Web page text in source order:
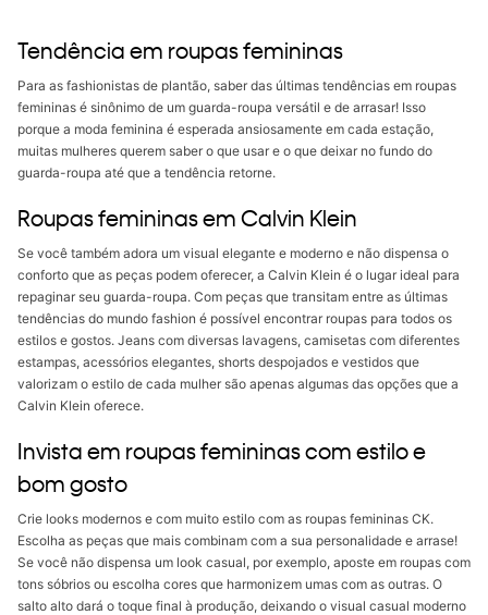
Tendência em roupas femininas
Para as fashionistas de plantão, saber das últimas tendências em roupas
femininas é sinônimo de um guarda-roupa versátil e de arrasar! Isso
porque a moda feminina é esperada ansiosamente em cada estação,
muitas mulheres querem saber o que usar e o que deixar no fundo do
guarda-roupa até que a tendência retorne.
Roupas femininas em Calvin Klein
Se você também adora um visual elegante e moderno e não dispensa o
conforto que as peças podem oferecer, a Calvin Klein é o lugar ideal para
repaginar seu guarda-roupa. Com peças que transitam entre as últimas
tendências do mundo fashion é possível encontrar roupas para todos os
estilos e gostos. Jeans com diversas lavagens, camisetas com diferentes
estampas, acessórios elegantes, shorts despojados e vestidos que
valorizam o estilo de cada mulher são apenas algumas das opções que a
Calvin Klein oferece.
Invista em roupas femininas com estilo e
bom gosto
Crie looks modernos e com muito estilo com as roupas femininas CK.
Escolha as peças que mais combinam com a sua personalidade e arrase!
Se você não dispensa um look casual, por exemplo, aposte em roupas com
tons sóbrios ou escolha cores que harmonizem umas com as outras. O
salto alto dará o toque final à produção, deixando o visual casual moderno